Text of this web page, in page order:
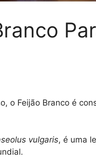
o Feijão Branco é
vulgaris, é uma